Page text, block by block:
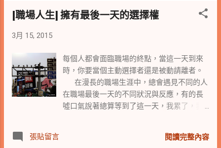
工，可能很快就淪為不適任的員工。 如果你
認為你還是前朝員老，可以穩守地盤，那可
事情要迎頭趕進，目前公司來了許多高層帶
來不同的管理模式，是否該給一段時間的磨
合期，所有的變都是為了彌平與順應過往與
未來的接軌，我們是否該多點寬容去看待與
配合。 小老弟不置可否的說著，但我們也應
遠離的或許是我們不願意跟著改變的心念，
試者，在經過了幾次的面試後，最後終於進
者在面談後一起用餐時，於談話空檔中不斷
的滑著手機看訊息。 此高層認為此面試者對
於面試這件事沒有太上心，認為用餐也是面
試的觀察過程，有甚麼訊息是必須在面試的
過程中一定要看的？ 顯然這位面試者並沒有
察檢視的狀態，同時也可能因為在餐廳此類
[職場人生] 擁有最後一天的選擇權
3月 15, 2015
每個人都會面臨職場的終點，當這一天到來
時，你要當個主動選擇者還是被動請離者。
在漫長的職場生涯中，總會遇見不同的人
在職場最後一天的不同狀況與反應，有的長
噓口氣說著總算等到了這一天，我累了，我
耗精神與能量。 有的張口結舌說著怎麼會是
張貼留言 閱讀完整內容